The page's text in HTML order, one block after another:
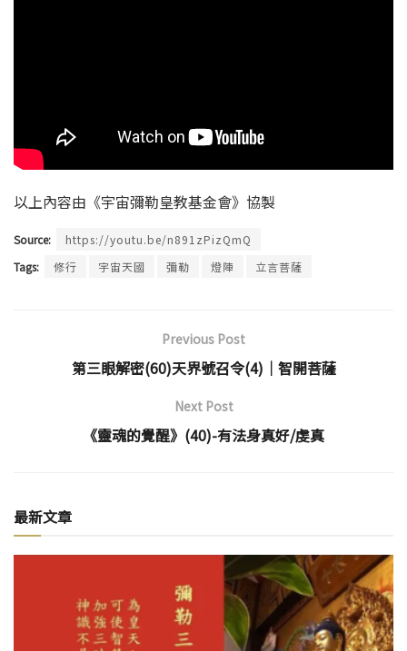
以上內容由《宇宙彌勒皇教基金會》協製
Source:
https://youtu.be/n891zPizQmQ
Tags:
修行 宇宙天國 彌勒 燈陣 立言菩薩
Previous Post
第三眼解密(60)天界號召令(4)│智開菩薩
Next Post
《靈魂的覺醒》(40)-有法身真好/虔真
最新文章